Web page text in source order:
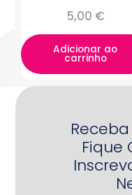
5,00 €
Adicionar ao
carrinho
Fique